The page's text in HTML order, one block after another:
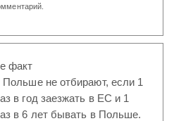
факт
Польше не отбирают, если 1
в год заезжать в ЕС и 1
в 6 лет бывать в Польше.